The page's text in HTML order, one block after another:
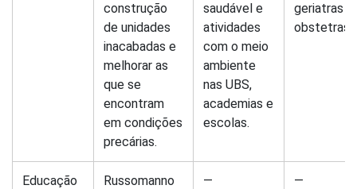
construção
de unidades
inacabadas e
melhorar as
que se
encontram
em condições
precárias.
saudável e
atividades
com o meio
ambiente
nas UBS,
academias e
escolas.
geriatras e
obstetras.
Educação
Russomanno
— —